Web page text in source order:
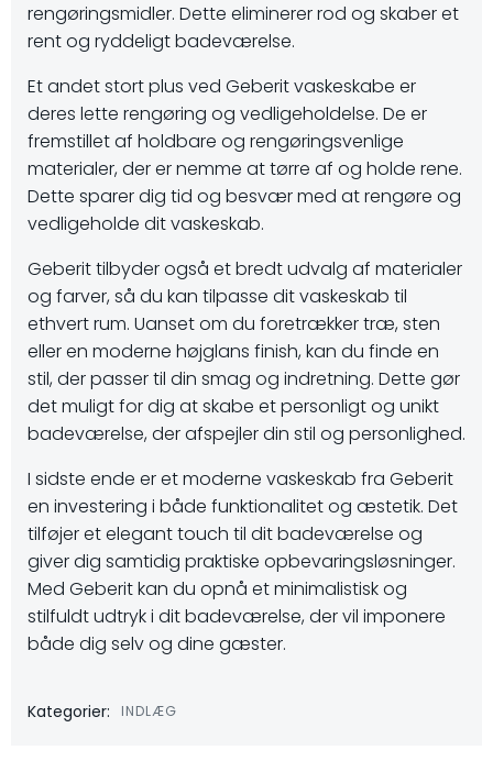
rengøringsmidler. Dette eliminerer rod og skaber et
rent og ryddeligt badeværelse.
Et andet stort plus ved Geberit vaskeskabe er
deres lette rengøring og vedligeholdelse. De er
fremstillet af holdbare og rengøringsvenlige
materialer, der er nemme at tørre af og holde rene.
Dette sparer dig tid og besvær med at rengøre og
vedligeholde dit vaskeskab.
Geberit tilbyder også et bredt udvalg af materialer
og farver, så du kan tilpasse dit vaskeskab til
ethvert rum. Uanset om du foretrækker træ, sten
eller en moderne højglans finish, kan du finde en
stil, der passer til din smag og indretning. Dette gør
det muligt for dig at skabe et personligt og unikt
badeværelse, der afspejler din stil og personlighed.
I sidste ende er et moderne vaskeskab fra Geberit
en investering i både funktionalitet og æstetik. Det
tilføjer et elegant touch til dit badeværelse og
giver dig samtidig praktiske opbevaringsløsninger.
Med Geberit kan du opnå et minimalistisk og
stilfuldt udtryk i dit badeværelse, der vil imponere
både dig selv og dine gæster.
Kategorier: INDLÆG